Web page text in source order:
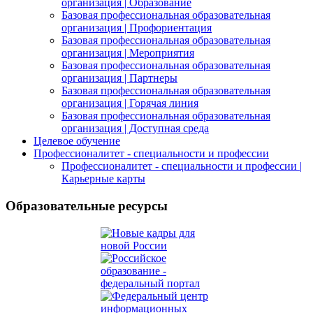
организация | Образование
Базовая профессиональная образовательная
организация | Профориентация
Базовая профессиональная образовательная
организация | Мероприятия
Базовая профессиональная образовательная
организация | Партнеры
Базовая профессиональная образовательная
организация | Горячая линия
Базовая профессиональная образовательная
организация | Доступная среда
Целевое обучение
Профессионалитет - специальности и профессии
Профессионалитет - специальности и профессии |
Карьерные карты
Образовательные ресурсы